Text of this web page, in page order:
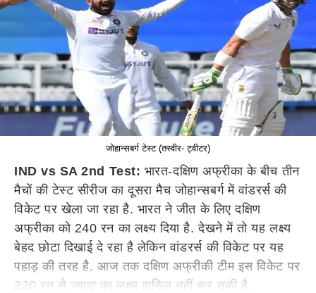
जोहान्सबर्ग टेस्ट (तस्वीर- ट्वीटर)
IND vs SA 2nd Test: भारत-दक्षिण अफ्रीका के बीच तीन
मैचों की टेस्ट सीरीज का दूसरा मैच जोहान्सबर्ग में वांडरर्स की
विकेट पर खेला जा रहा है. भारत ने जीत के लिए दक्षिण
अफ्रीका को 240 रन का लक्ष्य दिया है. देखने में तो यह लक्ष्य
बेहद छोटा दिखाई दे रहा है लेकिन वांडरर्स की विकेट पर यह
पहाड़ की तरह है. आज तक दक्षिण अफ्रीकी टीम इस विकेट पर
220 रन से ज्यादा का लक्ष्य हासिल नहीं कर सकी है.